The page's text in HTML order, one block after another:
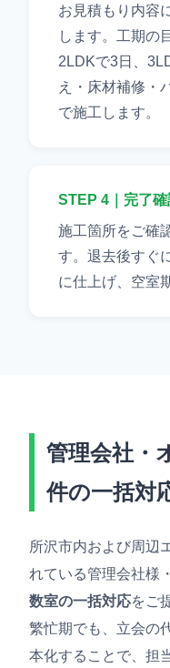
お見積もり内容
します。工期の
2LDKで3日、
え・床材補修・
で施工します。
STEP 4｜完了
施工箇所をご確
す。退去後すぐ
に仕上げ、空室
管理会社・
件の一括対
所沢市内および周辺
れている管理会社様
数室の一括対応をご
繁忙期でも、立会の
本化することで、担